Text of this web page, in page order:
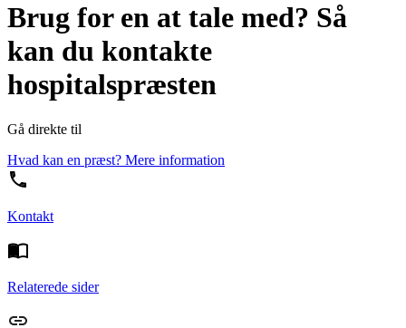
Brug for en at tale med? Så
kan du kontakte
hospitalspræsten
Gå direkte til
Hvad kan en præst? Mere information
Kontakt
Relaterede sider